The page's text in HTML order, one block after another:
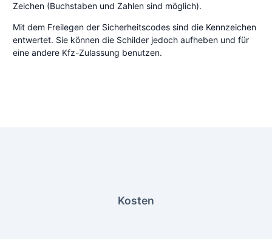
Zeichen (Buchstaben und Zahlen sind möglich).
Mit dem Freilegen der Sicherheitscodes sind die Kennzeichen
entwertet. Sie können die Schilder jedoch aufheben und für
eine andere Kfz-Zulassung benutzen.
Kosten